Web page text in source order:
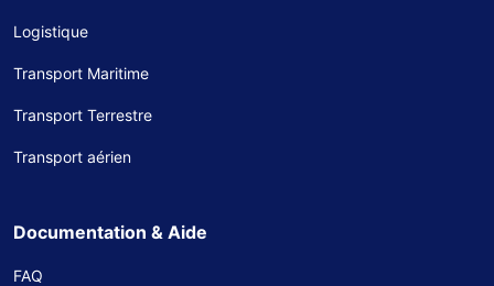
Logistique
Transport Maritime
Transport Terrestre
Transport aérien
Documentation & Aide
FAQ